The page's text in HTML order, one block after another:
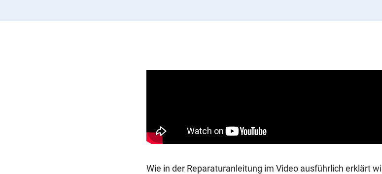
Wie in der Reparaturanleitung im Video ausführlich erklärt